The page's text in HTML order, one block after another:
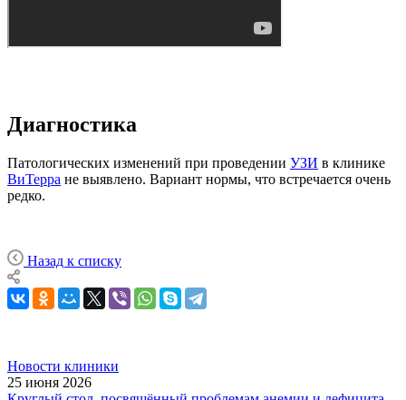
Диагностика
Патологических изменений при проведении УЗИ в клинике
ВиТерра не выявлено. Вариант нормы, что встречается очень
редко.
Назад к списку
Новости клиники
25 июня 2026